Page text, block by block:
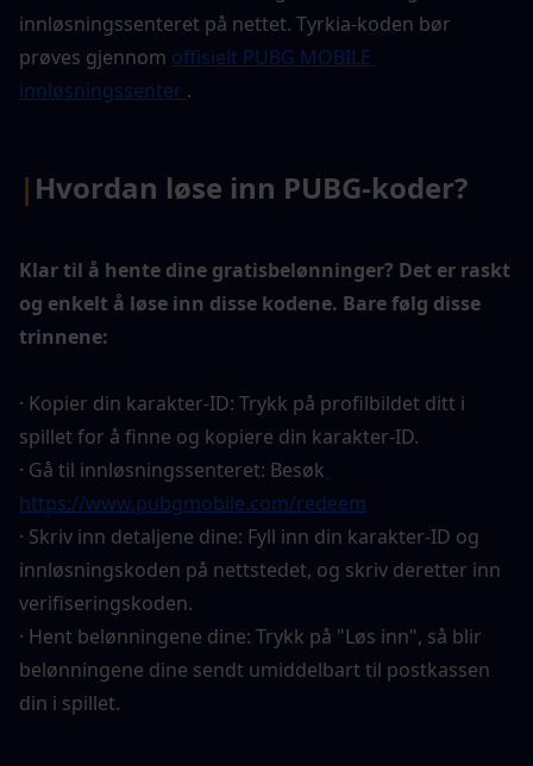
innløsningssenteret på nettet. Tyrkia-koden bør
prøves gjennom offisielt PUBG MOBILE
innløsningssenter .
| Hvordan løse inn PUBG-koder?
Klar til å hente dine gratisbelønninger? Det er raskt
og enkelt å løse inn disse kodene. Bare følg disse
trinnene:
· Kopier din karakter-ID: Trykk på profilbildet ditt i
spillet for å finne og kopiere din karakter-ID.
· Gå til innløsningssenteret: Besøk
https://www.pubgmobile.com/redeem
· Skriv inn detaljene dine: Fyll inn din karakter-ID og
innløsningskoden på nettstedet, og skriv deretter inn
verifiseringskoden.
· Hent belønningene dine: Trykk på "Løs inn", så blir
belønningene dine sendt umiddelbart til postkassen
din i spillet.